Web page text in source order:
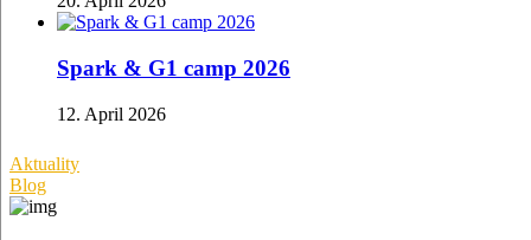
Spark & G1 camp 2026
12. April 2026
Aktuality
Blog